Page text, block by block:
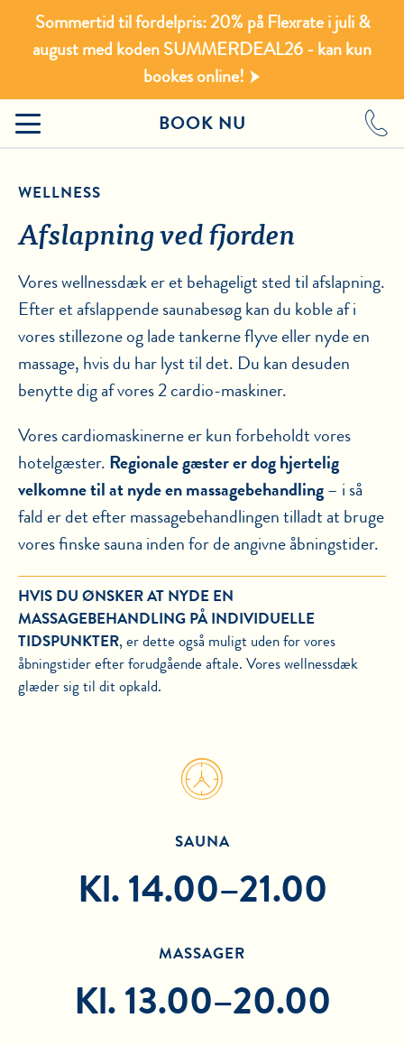
Sommertid til fordelpris: 20% på Flexrate i juli &
august med koden SUMMERDEAL26 - kan kun
bookes online!
BOOK NU
WELLNESS
Afslapning ved fjorden
Vores wellnessdæk er et behageligt sted til afslapning.
Efter et afslappende saunabesøg kan du koble af i
vores stillezone og lade tankerne flyve eller nyde en
massage, hvis du har lyst til det. Du kan desuden
benytte dig af vores 2 cardio-maskiner.
Vores cardiomaskinerne er kun forbeholdt vores
hotelgæster. Regionale gæster er dog hjertelig
velkomne til at nyde en massagebehandling– i så
fald er det efter massagebehandlingen tilladt at bruge
vores finske sauna inden for de angivne åbningstider.
HVIS DU ØNSKER AT NYDE EN
MASSAGEBEHANDLING PÅ INDIVIDUELLE
TIDSPUNKTER, er dette også muligt uden for vores
åbningstider efter forudgående aftale. Vores wellnessdæk
glæder sig til dit opkald.
SAUNA
Kl. 14.00–21.00
MASSAGER
Kl. 13.00–20.00